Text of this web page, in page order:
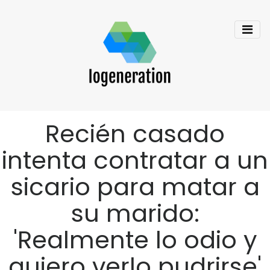
Recién casado
intenta contratar a un
sicario para matar a
su marido:
'Realmente lo odio y